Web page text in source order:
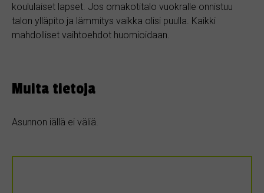
koululaiset lapset. Jos omakotitalo vuokralle onnistuu
talon ylläpito ja lämmitys vaikka olisi puulla. Kaikki
mahdolliset vaihtoehdot huomioidaan.
Muita tietoja
Asunnon iällä ei väliä.